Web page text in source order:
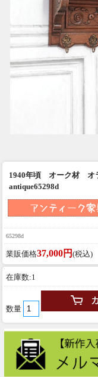
1940年頃 オーク材 オ
antique65298d
65298d
業販価格37,000円 (税込)
在庫数:1
数量